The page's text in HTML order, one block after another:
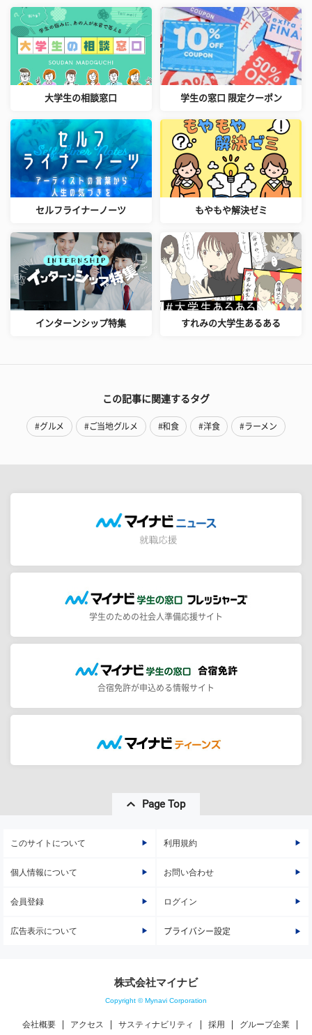
大学生の相談窓口 学生の窓口 限定クーポン
セルフライナーノーツ もやもや解決ゼミ
インターンシップ特集 すれみの大学生あるある
この記事に関連するタグ
#グルメ #ご当地グルメ #和食 #洋食 #ラーメン
学生のための社会人準備応援サイト
合宿免許が申込める情報サイト
Page Top
このサイトについて 利用規約
個人情報について お問い合わせ
会員登録 ログイン
広告表示について プライバシー設定
株式会社マイナビ
Copyright © Mynavi Corporation
会社概要 アクセス サスティナビリティ 採用 グループ企業